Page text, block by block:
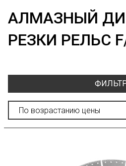
АЛМАЗНЫЙ
РЕЗКИ РЕЛЬС